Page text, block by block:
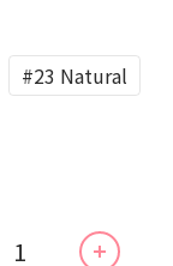
#23 Natural